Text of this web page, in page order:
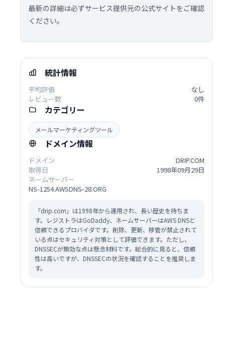
最新の詳細は必ずサービス提供元の公式サイトをご確認
ください。
統計情報
平均評価
なし
レビュー数
0件
カテゴリー
メールマーケティングツール
ドメイン情報
ドメイン
DRIP.COM
取得日
1998年09月29日
ネームサーバー
NS-1254.AWSDNS-28.ORG
「drip.com」は1998年から運用され、長い歴史を持ちま
す。レジストラはGoDaddy、ネームサーバーはAWS DNSと
信頼できるプロバイダです。削除、更新、移管が禁止されて
いる点はセキュリティ対策として評価できます。ただし、
DNSSECが無効な点は懸念材料です。総合的に見ると、信頼
性は高いですが、DNSSECの状況を確認することを推奨しま
す。